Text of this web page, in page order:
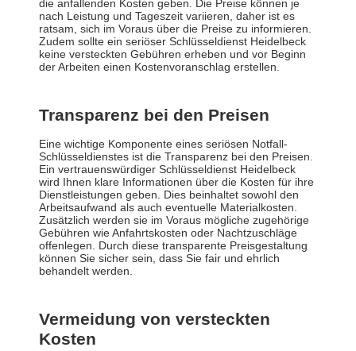
die anfallenden Kosten geben. Die Preise können je
nach Leistung und Tageszeit variieren, daher ist es
ratsam, sich im Voraus über die Preise zu informieren.
Zudem sollte ein seriöser Schlüsseldienst Heidelbeck
keine versteckten Gebühren erheben und vor Beginn
der Arbeiten einen Kostenvoranschlag erstellen.
Transparenz bei den Preisen
Eine wichtige Komponente eines seriösen Notfall-
Schlüsseldienstes ist die Transparenz bei den Preisen.
Ein vertrauenswürdiger Schlüsseldienst Heidelbeck
wird Ihnen klare Informationen über die Kosten für ihre
Dienstleistungen geben. Dies beinhaltet sowohl den
Arbeitsaufwand als auch eventuelle Materialkosten.
Zusätzlich werden sie im Voraus mögliche zugehörige
Gebühren wie Anfahrtskosten oder Nachtzuschläge
offenlegen. Durch diese transparente Preisgestaltung
können Sie sicher sein, dass Sie fair und ehrlich
behandelt werden.
Vermeidung von versteckten
Kosten